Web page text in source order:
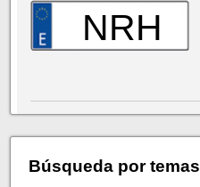
NRH
Búsqueda por temas